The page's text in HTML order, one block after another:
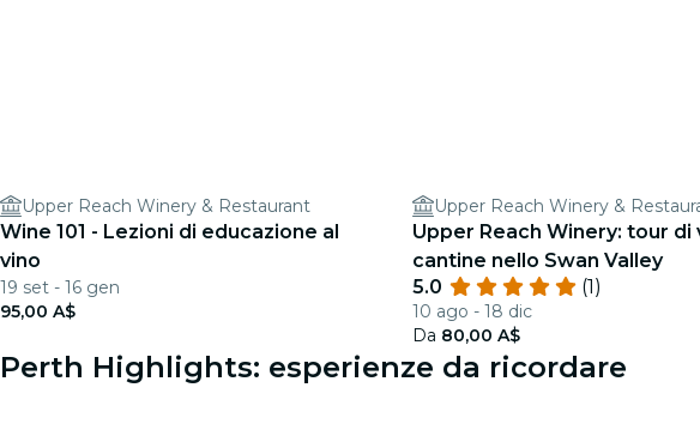
Upper Reach Winery & Restaurant
Wine 101 - Lezioni di educazione al
vino
19 set - 16 gen
95,00 A$
Upper Reach Winery &
Upper Reach Winery: tour di
cantine nello Swan Valley
5.0
(1)
10 ago - 18 dic
Da 80,00 A$
Perth Highlights: esperienze da ricordare